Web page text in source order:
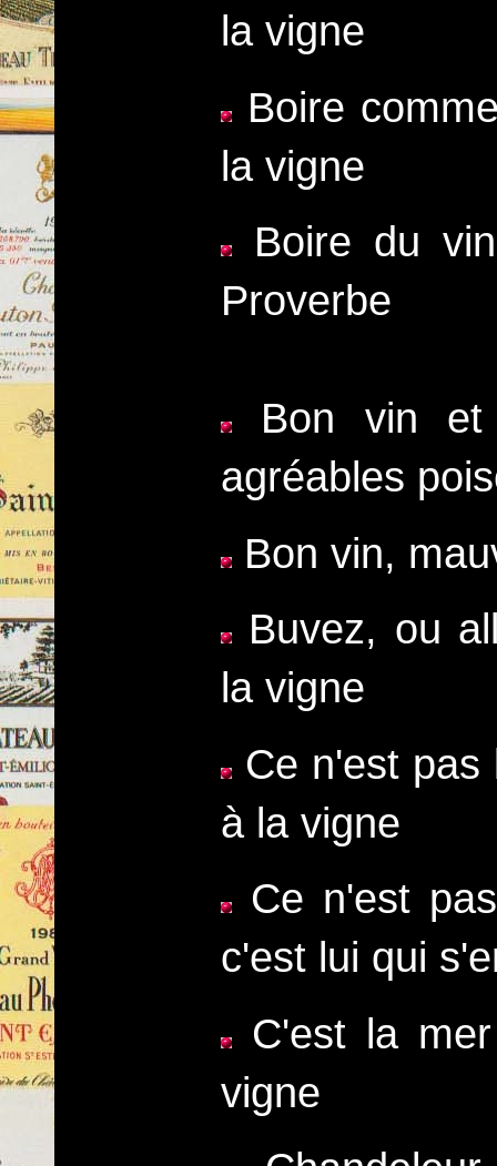
la vigne
Boire
la vigne
Boire du
Proverbe
Bon vin et
agréables
Bon vin,
Buvez, ou
la vigne
Ce n'est
à la vigne
Ce n'est
c'est lui qui
C'est la
vigne